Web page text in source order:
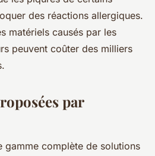
des réactions allergiques.
matériels causés par les
peuvent coûter des milliers
par
gamme complète de solutions